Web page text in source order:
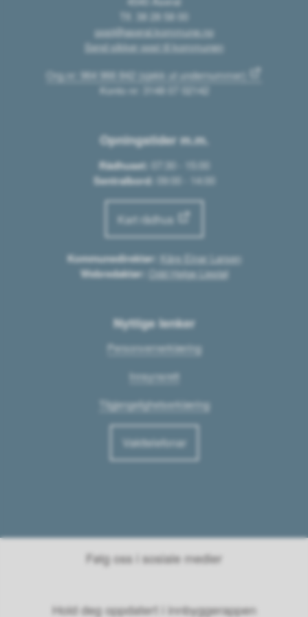
Tlf. 38 28 58 00
post@aseral.kommune.no
Send sikker post til kommunen
Org.nr: 964 966 842 (sjekk ut undernummer)
Konto nr: 3148 07 02142
Opningstider m.m.
Rådhuset: 07:30 - 15:00
Sentralbord: 09:00 - 14:00
Kart rådhus
Kommunedirektør: Kåre Einar Larsen
Webredaktør: Odd Helge Liestøl
Nyttige lenker
Personvernerklæring
Innsynsrett
Tilgjengelighetserklæring
Vakttelefonar
Følg oss i sosiale medier
Hold deg oppdatert i innbyggerappen